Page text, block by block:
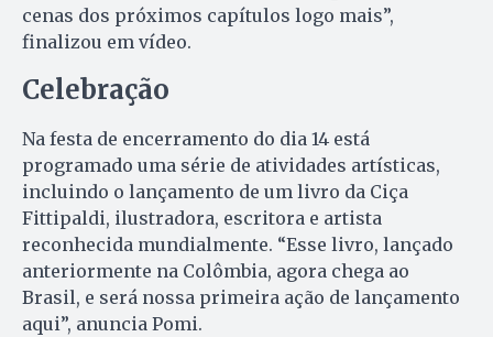
cenas dos próximos capítulos logo mais”,
finalizou em vídeo.
Celebração
Na festa de encerramento do dia 14 está
programado uma série de atividades artísticas,
incluindo o lançamento de um livro da Ciça
Fittipaldi, ilustradora, escritora e artista
reconhecida mundialmente. “Esse livro, lançado
anteriormente na Colômbia, agora chega ao
Brasil, e será nossa primeira ação de lançamento
aqui”, anuncia Pomi.